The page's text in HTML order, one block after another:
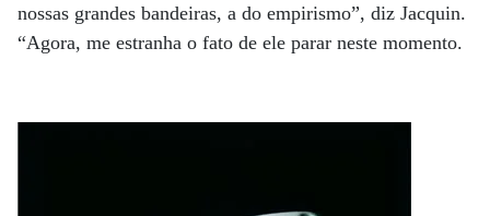
nossas grandes bandeiras, a do empirismo”, diz Jacquin.
“Agora, me estranha o fato de ele parar neste momento.